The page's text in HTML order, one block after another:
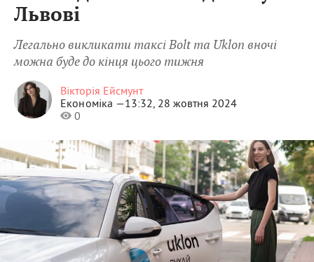
Львові
Легально викликати таксі Bolt та Uklon вночі
можна буде до кінця цього тижня
Вікторія Ейсмунт
Економіка —13:32, 28 жовтня 2024
0